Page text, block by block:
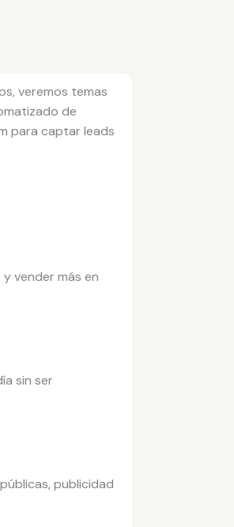
veremos temas
de
para captar leads
vender más en
sin ser
publicidad